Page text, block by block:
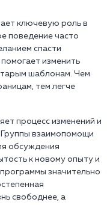
ключевую роль в
поведение часто
спасти
изменить
шаблонам. Чем
тем легче
процесс изменений и
Группы взаимопомощи
обсуждения
к новому опыту и
значительно
свободнее, а